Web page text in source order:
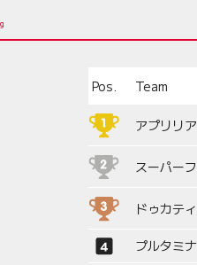
Pos. Team
アプリリ
スーパー
ドゥカテ
プルタミ